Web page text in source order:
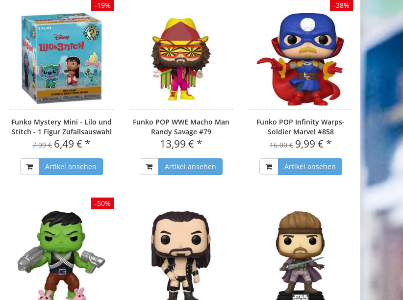
Funko Mystery Mini - Lilo und
Stitch - 1 Figur Zufallsauswahl
7,99 € 6,49 € *
Artikel ansehen
-19%
Funko POP WWE Macho Man
Randy Savage #79
13,99 € *
Artikel ansehen
Funko POP Infinity Warps-
Soldier Marvel #858
16,00 € 9,99 € *
Artikel ansehen
-38%
-50%